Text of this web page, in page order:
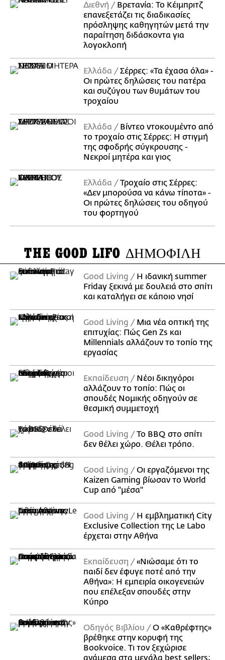
Διεθνή
Βρετανία: Το Κέιμπριτζ
επανεξετάζει τις διαδικασίες
πρόσληψης καθηγητών μετά την
παραίτηση διδάσκοντα για
λογοκλοπή
Ελλάδα
Σέρρες: «Τα έχασα όλα» -
Οι πρώτες δηλώσεις του πατέρα
και συζύγου των θυμάτων του
τροχαίου
Ελλάδα
Βίντεο ντοκουμέντο από
το τροχαίο στις Σέρρες: Η στιγμή
της σφοδρής σύγκρουσης -
Νεκροί μητέρα και γιος
Ελλάδα
Τροχαίο στις Σέρρες:
«Δεν μπορούσα να κάνω τίποτα» -
Οι πρώτες δηλώσεις του οδηγού
του φορτηγού
THE GOOD LIFO ΔΗΜΟΦΙΛΗ
Good Living
Η ιδανική summer
Friday ξεκινά με δουλειά στο σπίτι
και καταλήγει σε κάποιο νησί
Good Living
Μια νέα οπτική της
επιτυχίας: Πώς Gen Zs και
Millennials αλλάζουν το τοπίο της
εργασίας
Εκπαίδευση
Νέοι δικηγόροι
αλλάζουν το τοπίο: Πώς οι
σπουδές Νομικής οδηγούν σε
θεσμική συμμετοχή
Good Living
Το BBQ στο σπίτι
δεν θέλει χώρο. Θέλει τρόπο.
Good Living
Οι εργαζόμενοι της
Kaizen Gaming βίωσαν το World
Cup από "μέσα"
Good Living
Η εμβληματική City
Exclusive Collection της Le Labo
έρχεται στην Αθήνα
Εκπαίδευση
«Νιώσαμε ότι το
παιδί δεν έφυγε ποτέ από την
Αθήνα»: Η εμπειρία οικογενειών
που επέλεξαν σπουδές στην
Κύπρο
Οδηγός Βιβλίου
Ο «Καθρέφτης»
βρέθηκε στην κορυφή της
Bookvoice. Τι τον ξεχώρισε
ανάμεσα στα μεγάλα best sellers;